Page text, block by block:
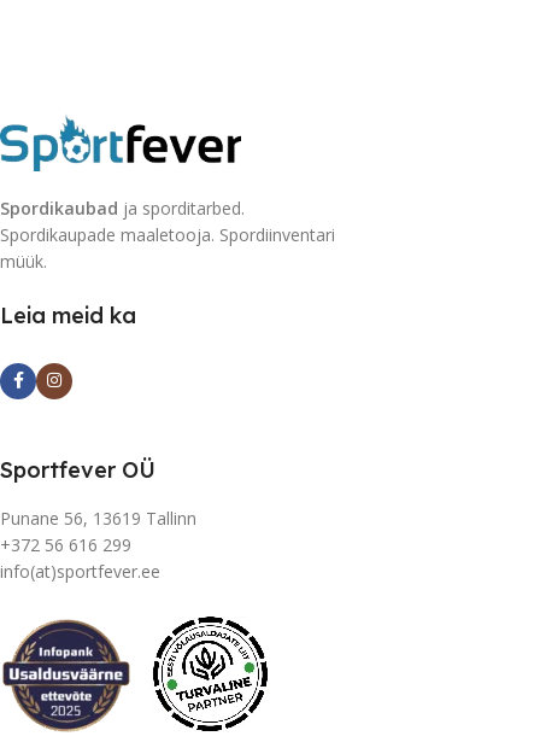
Spordikaubad ja sporditarbed.
Spordikaupade maaletooja. Spordiinventari
müük.
Leia meid ka
Sportfever OÜ
Punane 56, 13619 Tallinn
+372 56 616 299
info(at)sportfever.ee